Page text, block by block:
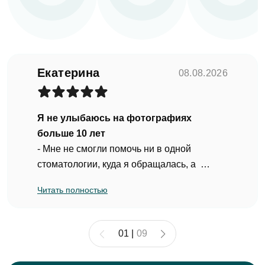
Екатерина 08.08.2026
Я не улыбаюсь на фотографиях
больше 10 лет
- Мне не смогли помочь ни в одной
стоматологии, куда я обращалась, а
возвращались после любого лечения.
Со временем я просто смирилась и
перестала улыбаться на фотографиях, а
Читать полностью
01 09
Отправить